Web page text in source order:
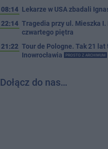
08:14 Lekarze w USA zbadali
22:14 Tragedia przy ul. Mieszka I.
czwartego piętra
21:22 Tour de Pologne. Tak 21
Inowrocławia
PROSTO Z ARCHIWUM
Dołącz do nas…